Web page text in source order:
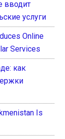
вводит
услуги
Online
Services
как
Is